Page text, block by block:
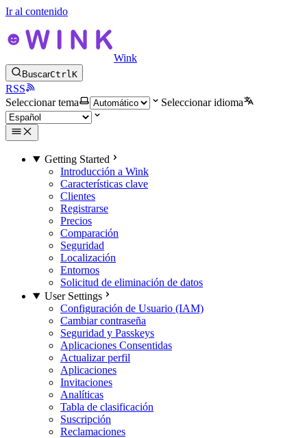
Ir al contenido
Wink
BuscarCtrlK
RSS
Seleccionar tema
Seleccionar idioma
Getting Started
Introducción a Wink
Características clave
Clientes
Registrarse
Precios
Comparación
Seguridad
Localización
Entornos
Solicitud de eliminación de datos
User Settings
Configuración de Usuario (IAM)
Cambiar contraseña
Seguridad y Passkeys
Aplicaciones Consentidas
Actualizar perfil
Aplicaciones
Invitaciones
Analíticas
Tabla de clasificación
Suscripción
Reclamaciones